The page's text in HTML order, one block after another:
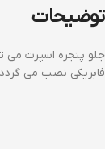
توضیحات
جلو پنجره اسپرت می
فابریکی نصب می